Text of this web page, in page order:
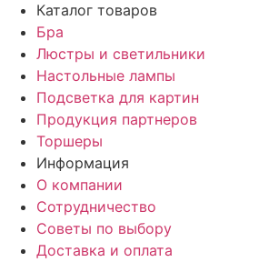
Каталог товаров
Бра
Люстры и светильники
Настольные лампы
Подсветка для картин
Продукция партнеров
Торшеры
Информация
О компании
Сотрудничество
Советы по выбору
Доставка и оплата